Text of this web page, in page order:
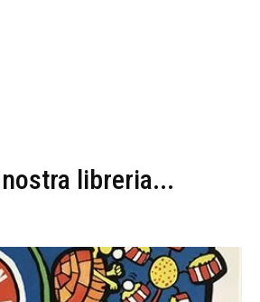
libreria...